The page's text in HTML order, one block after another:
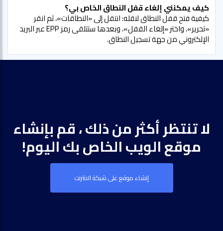
كيف يمكنني إلغاء قفل النطاق الخاص بي؟
كيفية فتح قفل النطاق لنقله: انتقل إلى «النطاقات»، ثم انقر
«تحرير»، واختر «إلغاء القفل»، وبعدها ستتلقى رمز EPP عبر البريد
الإلكتروني من جهة تسجيل النطاق.
لا تنتظر أكثر من ذلك ، قم بإنشاء
موقع الويب الخاص بك اليوم!
إنشاء موقع على شبكة الانترنت